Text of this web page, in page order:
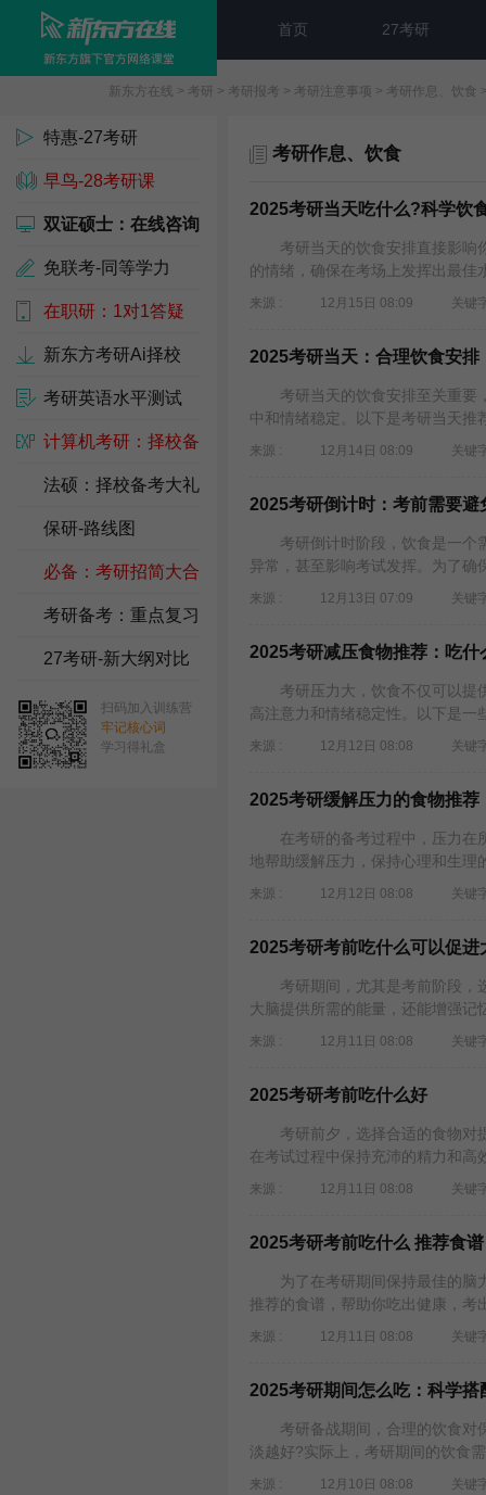
首页 27考研
新东方在线 > 考研 > 考研报考 > 考研注意事项 > 考研作息、饮食
特惠-27考研
早鸟-28考研课
双证硕士：在线咨询
免联考-同等学力
在职研：1对1答疑
新东方考研Ai择校
考研英语水平测试
计算机考研：择校备
考包
法硕：择校备考大礼
包
保研-路线图
必备：考研招简大合
集
考研备考：重点复习
资料
27考研-新大纲对比
扫码加入训练营
牢记核心词
学习得礼盒
考研作息、饮食
2025考研当天吃什么?科学饮
考研当天的饮食安排直接影响你
的情绪，确保在考场上发挥出最
来源 : 12月15日 08:09 关键
2025考研当天：合理饮食安排
考研当天的饮食安排至关重要，
中和情绪稳定。以下是考研当天
来源 : 12月14日 08:09 关键
2025考研倒计时：考前需要避
考研倒计时阶段，饮食是一个需
异常，甚至影响考试发挥。为了确
来源 : 12月13日 07:09 关键
2025考研减压食物推荐：吃什
考研压力大，饮食不仅可以提供
高注意力和情绪稳定性。以下是
来源 : 12月12日 08:08 关键
2025考研缓解压力的食物推荐
在考研的备考过程中，压力在所
地帮助缓解压力，保持心理和生理
来源 : 12月12日 08:08 关键
2025考研考前吃什么可以促进
考研期间，尤其是考前阶段，选
大脑提供所需的能量，还能增强
来源 : 12月11日 08:08 关键
2025考研考前吃什么好
考研前夕，选择合适的食物对提
在考试过程中保持充沛的精力和
来源 : 12月11日 08:08 关键
2025考研考前吃什么 推荐食谱
为了在考研期间保持最佳的脑力
推荐的食谱，帮助你吃出健康
来源 : 12月11日 08:08 关键
2025考研期间怎么吃：科学搭
考研备战期间，合理的饮食对保
淡越好?实际上，考研期间的饮食
来源 : 12月10日 08:08 关键